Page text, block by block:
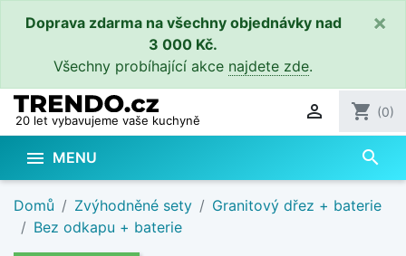
Doprava zdarma na všechny objednávky nad
3 000 Kč.
Všechny probíhající akce najdete zde.
×
20 let vybavujeme vaše kuchyně  shopping_cart (0)
 MENU search
Domů Zvýhodněné sety
Granitový dřez + baterie
Bez odkapu + baterie